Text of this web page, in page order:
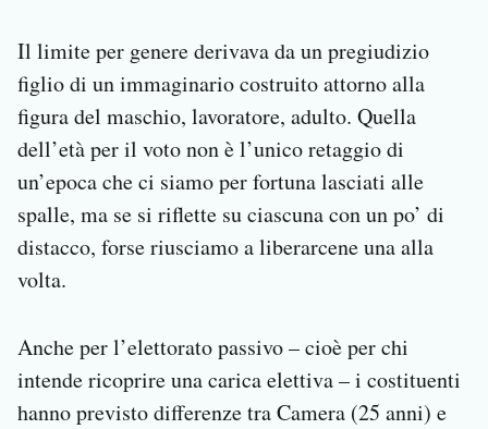
Il limite per genere derivava da un pregiudizio
figlio di un immaginario costruito attorno alla
figura del maschio, lavoratore, adulto. Quella
dell’età per il voto non è l’unico retaggio di
un’epoca che ci siamo per fortuna lasciati alle
spalle, ma se si riflette su ciascuna con un po’ di
distacco, forse riusciamo a liberarcene una alla
volta.
Anche per l’elettorato passivo – cioè per chi
intende ricoprire una carica elettiva – i costituenti
hanno previsto differenze tra Camera (25 anni) e